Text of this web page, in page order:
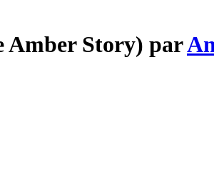
Amber Story) par